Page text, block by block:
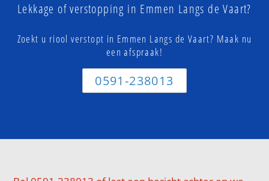
Lekkage of verstopping in Emmen Langs de Vaart?
Zoekt u riool verstopt in Emmen Langs de Vaart? Maak nu
een afspraak!
0591-238013